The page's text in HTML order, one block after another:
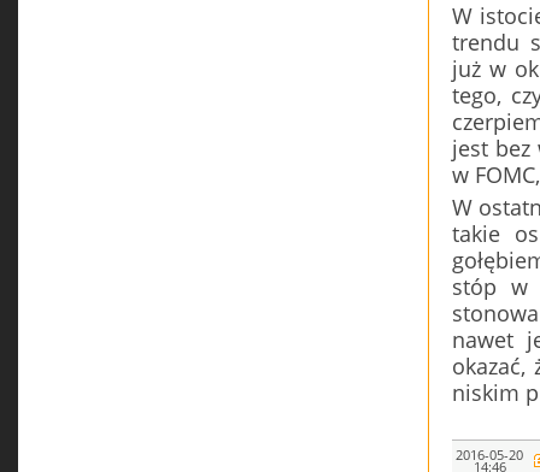
W
trendu
już w
tego,
jest bez
w
W
takie
stóp w
nawet
okazać,
niskim
2016-05-20
14:46